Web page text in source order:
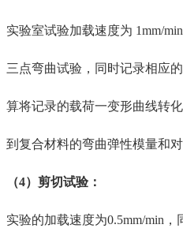
实验室试验加载速度为 1mm/
三点弯曲试验，同时记录相应
算将记录的载荷一变形曲线转
到复合材料的弯曲弹性模量和
（4）剪切试验 ：
实验的加载速度为0.5mm/min